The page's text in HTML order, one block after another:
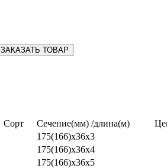
ЗАКАЗАТЬ ТОВАР
Сорт Сечение(мм) /длина(м)
175(166)х36х3
175(166)х36х4
175(166)х36х5